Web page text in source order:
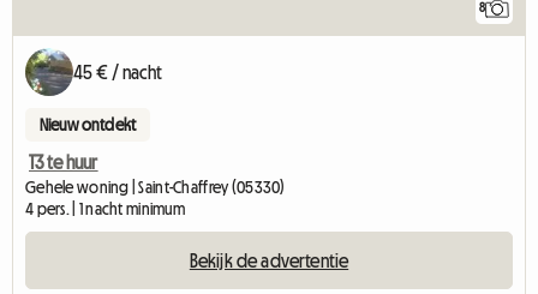
8
45 € / nacht
Nieuw ontdekt
T3 te huur
Gehele woning | Saint-Chaffrey (05330)
4 pers. | 1 nacht minimum
Bekijk de advertentie